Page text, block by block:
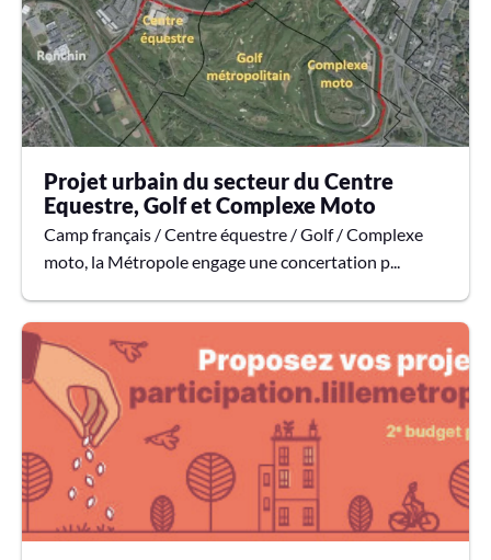
Projet urbain du secteur du Centre
Equestre, Golf et Complexe Moto
Camp français / Centre équestre / Golf / Complexe
moto, la Métropole engage une concertation p...